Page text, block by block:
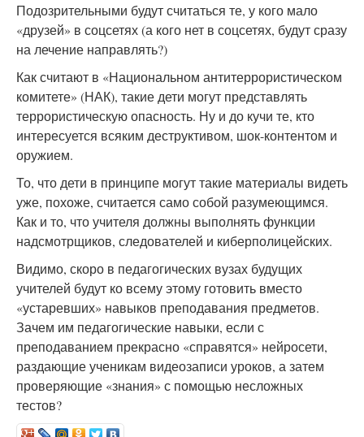
Подозрительными будут считаться те, у кого мало
«друзей» в соцсетях (а кого нет в соцсетях, будут сразу
на лечение направлять?)
Как считают в «Национальном антитеррористическом
комитете» (НАК), такие дети могут представлять
террористическую опасность. Ну и до кучи те, кто
интересуется всяким деструктивом, шок-контентом и
оружием.
То, что дети в принципе могут такие материалы видеть
уже, похоже, считается само собой разумеющимся.
Как и то, что учителя должны выполнять функции
надсмотрщиков, следователей и киберполицейских.
Видимо, скоро в педагогических вузах будущих
учителей будут ко всему этому готовить вместо
«устаревших» навыков преподавания предметов.
Зачем им педагогические навыки, если с
преподаванием прекрасно «справятся» нейросети,
раздающие ученикам видеозаписи уроков, а затем
проверяющие «знания» с помощью несложных
тестов?